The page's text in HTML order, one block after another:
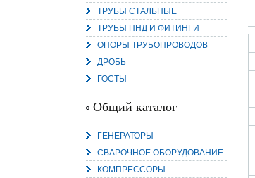
ТРУБЫ СТАЛЬНЫЕ
ТРУБЫ ПНД И ФИТИНГИ
ОПОРЫ ТРУБОПРОВОДОВ
ДРОБЬ
ГОСТЫ
Общий каталог
ГЕНЕРАТОРЫ
СВАРОЧНОЕ ОБОРУДОВАНИЕ
КОМПРЕССОРЫ